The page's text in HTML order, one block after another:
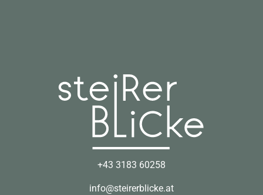
+43 3183 60258
info@steirerblicke.at